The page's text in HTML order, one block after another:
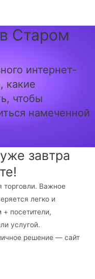
Старом
интернет-
какие
чтобы
намеченной
завтра
торговли. Важное
легко и
посетители,
услугой.
решение — сайт